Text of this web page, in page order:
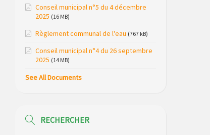
Relais Télévision TNT de Saint Just :
modification des canaux de diffusion le
20 février 2026
Arrêté de circulation RD13 et RD909
(dépôt de matériel sur la voirie)
Conseil municipal n°5 du 4 décembre
2025 (16 MB)
Règlement communal de l'eau (767 kB)
Conseil municipal n°4 du 26 septembre
2025 (14 MB)
See All Documents
RECHERCHER